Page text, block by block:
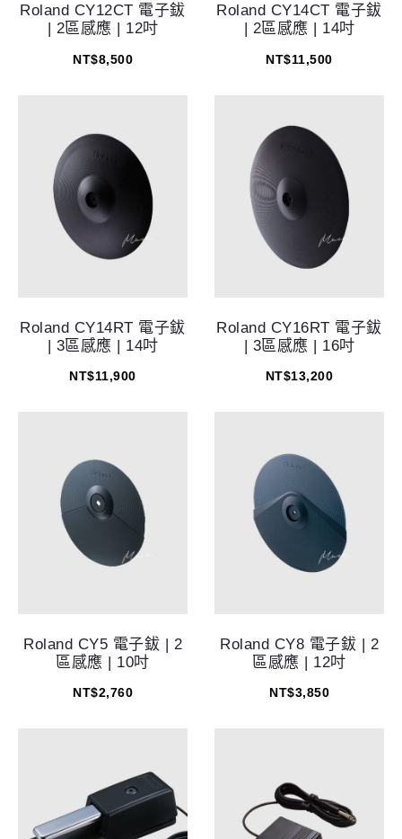
Roland CY12CT 電子鈸
| 2區感應 | 12吋
NT$8,500
Roland CY14CT 電子鈸
| 2區感應 | 14吋
NT$11,500
Roland CY14RT 電子鈸
| 3區感應 | 14吋
NT$11,900
Roland CY16RT 電子鈸
| 3區感應 | 16吋
NT$13,200
Roland CY5 電子鈸 | 2
區感應 | 10吋
NT$2,760
Roland CY8 電子鈸 | 2
區感應 | 12吋
NT$3,850